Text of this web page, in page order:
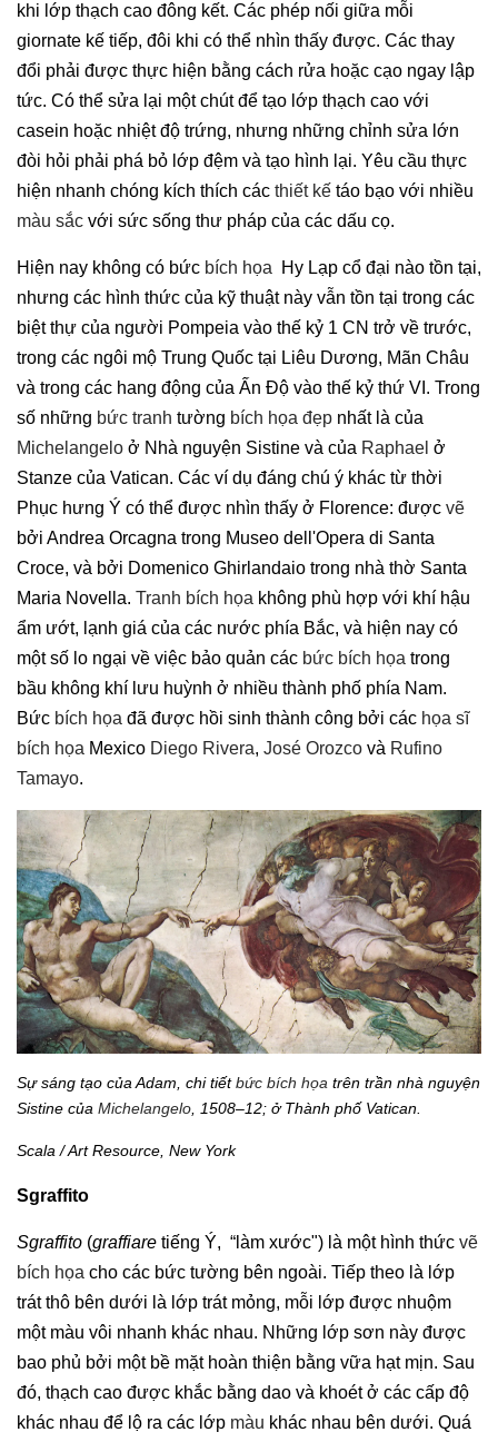
khi lớp thạch cao đông kết. Các phép nối giữa mỗi
giornate kế tiếp, đôi khi có thể nhìn thấy được. Các thay
đổi phải được thực hiện bằng cách rửa hoặc cạo ngay lập
tức. Có thể sửa lại một chút để tạo lớp thạch cao với
casein hoặc nhiệt độ trứng, nhưng những chỉnh sửa lớn
đòi hỏi phải phá bỏ lớp đệm và tạo hình lại. Yêu cầu thực
hiện nhanh chóng kích thích các thiết kế táo bạo với nhiều
màu sắc với sức sống thư pháp của các dấu cọ.
Hiện nay không có bức bích họa Hy Lạp cổ đại nào tồn tại,
nhưng các hình thức của kỹ thuật này vẫn tồn tại trong các
biệt thự của người Pompeia vào thế kỷ 1 CN trở về trước,
trong các ngôi mộ Trung Quốc tại Liêu Dương, Mãn Châu
và trong các hang động của Ấn Độ vào thế kỷ thứ VI. Trong
số những bức tranh tường bích họa đẹp nhất là của
Michelangelo ở Nhà nguyện Sistine và của Raphael ở
Stanze của Vatican. Các ví dụ đáng chú ý khác từ thời
Phục hưng Ý có thể được nhìn thấy ở Florence: được vẽ
bởi Andrea Orcagna trong Museo dell'Opera di Santa
Croce, và bởi Domenico Ghirlandaio trong nhà thờ Santa
Maria Novella. Tranh bích họa không phù hợp với khí hậu
ẩm ướt, lạnh giá của các nước phía Bắc, và hiện nay có
một số lo ngại về việc bảo quản các bức bích họa trong
bầu không khí lưu huỳnh ở nhiều thành phố phía Nam.
Bức bích họa đã được hồi sinh thành công bởi các họa sĩ
bích họa Mexico Diego Rivera, José Orozco và Rufino
Tamayo.
Sự sáng tạo của Adam, chi tiếtbức bích họa trên trần nhà nguyện
Sistine của Michelangelo , 1508–12; ở Thành phố Vatican.
Scala / Art Resource, New York
Sgraffito
Sgraffito (graffiare tiếng Ý, “làm xước") là một hình thức vẽ
bích họa cho các bức tường bên ngoài. Tiếp theo là lớp
trát thô bên dưới là lớp trát mỏng, mỗi lớp được nhuộm
một màu vôi nhanh khác nhau. Những lớp sơn này được
bao phủ bởi một bề mặt hoàn thiện bằng vữa hạt mịn. Sau
đó, thạch cao được khắc bằng dao và khoét ở các cấp độ
khác nhau để lộ ra các lớp màu khác nhau bên dưới. Quá